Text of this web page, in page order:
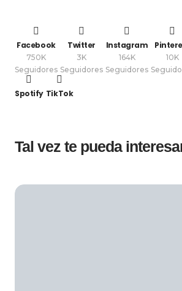
Facebook
750K
Seguidores
Twitter
3K
Seguidores
Instagram
164K
Seguidores
10K
Spotify TikTok
Tal vez te pueda